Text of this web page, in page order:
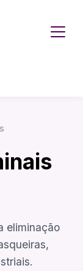
eliminação